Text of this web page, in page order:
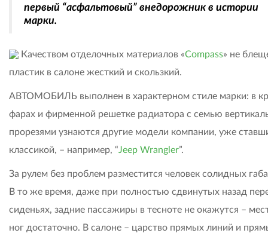
первый “асфальтовый” внедорожник в истории
марки.
Качеством отделочных материалов «Compass» не
пластик в салоне жесткий и скользкий.
АВТОМОБИЛЬ выполнен в характерном стиле марки: в
фарах и фирменной решетке радиатора с семью
прорезями узнаются другие модели компании, уже
классикой, – например, “Jeep Wrangler”.
За рулем без проблем разместится человек солидных
В то же время, даже при полностью сдвинутых назад
сиденьях, задние пассажиры в тесноте не окажутся –
ног достаточно. В салоне – царство прямых линий и